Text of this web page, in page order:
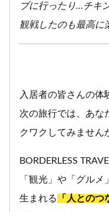
ブに行ったり…チキ
観戦したのも最高に
入居者の皆さんの体
次の旅行では、あな
クワクしてみません
BORDERLESS
「観光」や「グル
生まれる
「人とのつ